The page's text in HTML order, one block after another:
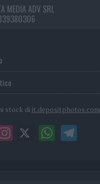
MEDIA ADV SRL
stock di it.depositphotos.com